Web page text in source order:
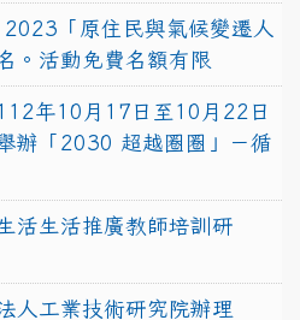
「原住民與氣候變遷人
。活動免費名額有限
年10月17日至10月22日
辦「2030 超越圈圈」－循
活生活推廣教師培訓研
人工業技術研究院辦理